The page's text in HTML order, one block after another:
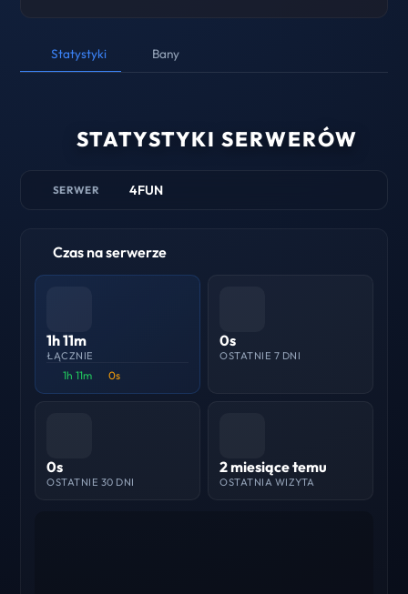
Statystyki Bany
STATYSTYKI SERWERÓW
SERWER 4FUN
Czas na serwerze
1h 11m
ŁĄCZNIE
1h 11m 0s
0s
OSTATNIE 7 DNI
0s
OSTATNIE 30 DNI
2 miesiące temu
OSTATNIA WIZYTA